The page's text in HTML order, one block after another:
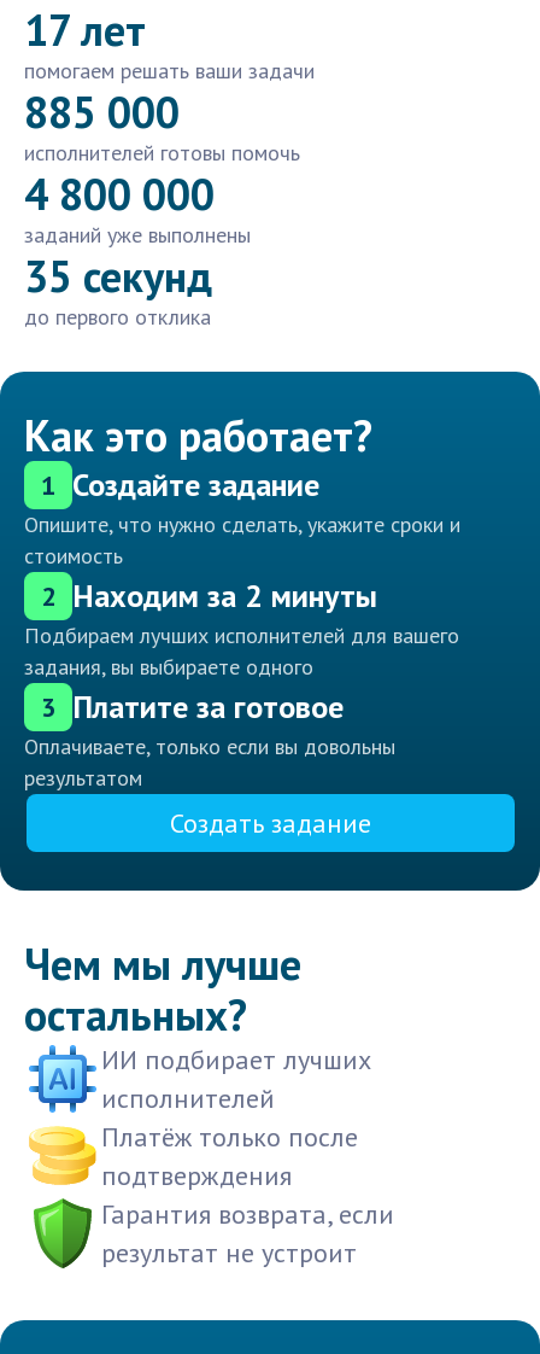
17 лет
помогаем решать ваши задачи
885 000
исполнителей готовы помочь
4 800 000
заданий уже выполнены
35 секунд
до первого отклика
Как это работает?
1 Создайте задание
Опишите, что нужно сделать, укажите сроки и
стоимость
2 Находим за 2 минуты
Подбираем лучших исполнителей для вашего
задания, вы выбираете одного
3 Платите за готовое
Оплачиваете, только если вы довольны
результатом
Создать задание
Чем мы лучше
остальных?
ИИ подбирает лучших
исполнителей
Платёж только после
подтверждения
Гарантия возврата, если
результат не устроит